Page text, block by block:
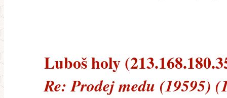
Luboš holy
Re: Prodej medu (19595)